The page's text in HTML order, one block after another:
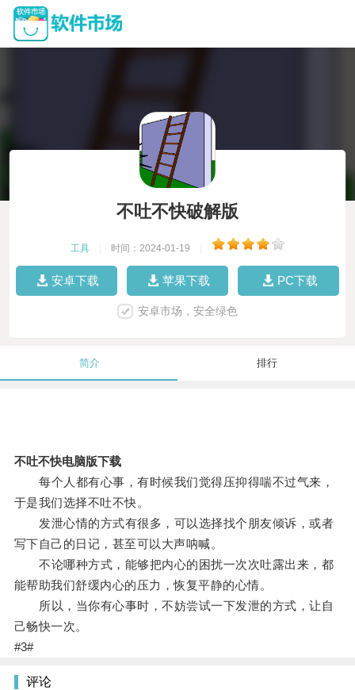
不吐不快破解版
工具 时间：2024-01-19
安卓下载 苹果下载 PC下载
安卓市场，安全绿色
简介 排行
不吐不快电脑版下载
每个人都有心事，有时候我们觉得压抑得喘不过气来，
于是我们选择不吐不快。
发泄心情的方式有很多，可以选择找个朋友倾诉，或者
写下自己的日记，甚至可以大声呐喊。
不论哪种方式，能够把内心的困扰一次次吐露出来，都
能帮助我们舒缓内心的压力，恢复平静的心情。
所以，当你有心事时，不妨尝试一下发泄的方式，让自
己畅快一次。
#3#
评论